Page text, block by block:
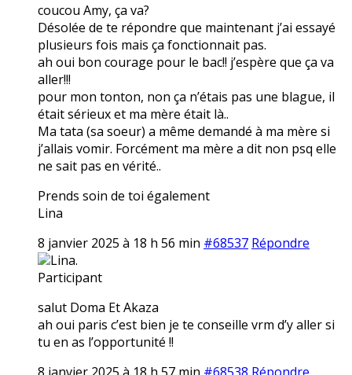
coucou Amy, ça va?
Désolée de te répondre que maintenant j’ai essayé
plusieurs fois mais ça fonctionnait pas.
ah oui bon courage pour le bac!! j’espère que ça va
aller!!!
pour mon tonton, non ça n’étais pas une blague, il
était sérieux et ma mère était là..
Ma tata (sa soeur) a même demandé à ma mère si
j’allais vomir. Forcément ma mère a dit non psq elle
ne sait pas en vérité..
Prends soin de toi également
Lina
8 janvier 2025 à 18 h 56 min #68537 Répondre
Lina.
Participant
salut Doma Et Akaza
ah oui paris c’est bien je te conseille vrm d’y aller si
tu en as l’opportunité !!